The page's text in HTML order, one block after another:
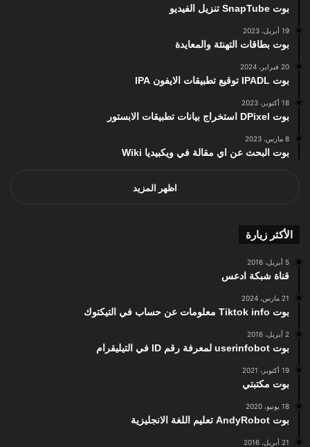
بوت SnapTube تنزيل الفيديو
19 أبريل، 2023
بوت بطاقات التهنئة والمعايدة
20 فبراير، 2024
بوت IPADL توقيع تطبيقات الايفون IPA
18 أكتوبر، 2023
بوت DPixel استخراج بيانات تطبيقات الابستور
8 مارس، 2023
بوت البحث عن اي مقالة في ويكبيديا Wiki
اظهر المزيد
الأكثر زيارة
5 أبريل، 2016
قناة شبكة ادعس
21 مارس، 2024
بوت Tiktok info معلومات عن حساب في التيكتوك
2 أبريل، 2016
بوت userinfobot لمعرفة رقم ID في التيليقرام
19 أكتوبر، 2021
بوت مكتبتي
18 يونيو، 2020
بوت AndyRobot تعليم اللغة الانجليزية
21 أبريل، 2016